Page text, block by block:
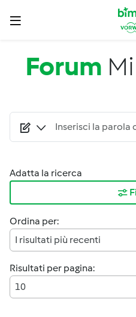
Salta al contenuto principale
Forum
Adatta la ricerca
Ordina per:
I risultati più recenti
Risultati per pagina:
10